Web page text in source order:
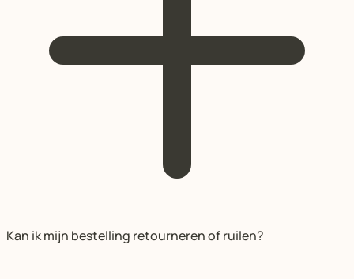
Kan ik mijn bestelling retourneren of ruilen?